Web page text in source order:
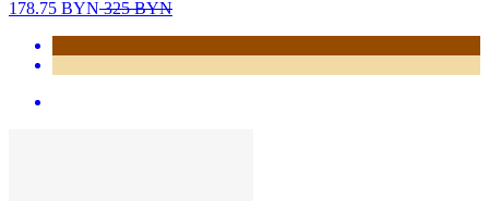
178.75 BYN325BYN